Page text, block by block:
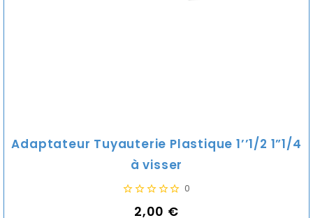
Adaptateur Tuyauterie Plastique 1’’1/2 1”1/4
à visser
0
Prix
2,00 €